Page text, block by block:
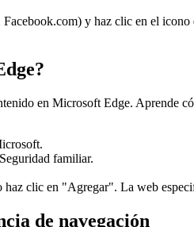
y haz clic en el
en Microsoft Edge. Aprende
familiar.
clic en "Agregar". La web
de navegación